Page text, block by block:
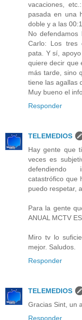
vacaciones,
pasada en una
doble y a las
No
Carlo: Los tres
pata. Y sí,
quiere decir que
más tarde, sino
tiene las agallas
Muy bueno el
Responder
TELEMEDIOS
Hay gente que
veces es
defendiendo
catastrófico que
puedo respetar,
Para la gente
ANUAL MCTV
Miro tv lo
mejor. Saludos.
Responder
TELEMEDIOS
Gracias Sint, un
Responder